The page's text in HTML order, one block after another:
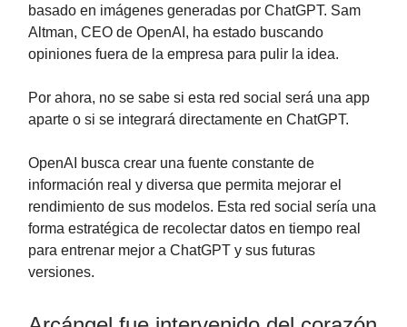
basado en imágenes generadas por ChatGPT. Sam
Altman, CEO de OpenAI, ha estado buscando
opiniones fuera de la empresa para pulir la idea.
Por ahora, no se sabe si esta red social será una app
aparte o si se integrará directamente en ChatGPT.
OpenAI busca crear una fuente constante de
información real y diversa que permita mejorar el
rendimiento de sus modelos. Esta red social sería una
forma estratégica de recolectar datos en tiempo real
para entrenar mejor a ChatGPT y sus futuras
versiones.